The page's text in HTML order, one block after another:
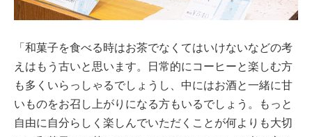
「和菓子を食べる時はお茶でなくてはいけないなどの考
えはもう古いと思います。日常的にコーヒーと楽しむ方
も多くいらっしゃるでしょうし、中にはお酒と一緒に甘
いものをお召し上がりになる方もいるでしょう。もっと
自由に自分らしく楽しんでいただくことが何よりも大切